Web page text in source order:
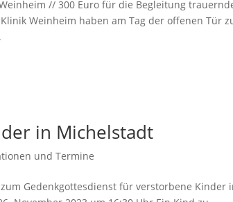
// 300 Euro für die Begleitung
Weinheim haben am Tag der offenen Tür
in Michelstadt
und Termine
Gedenkgottesdienst für verstorbene Kinder